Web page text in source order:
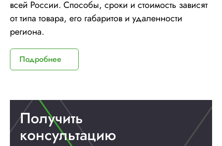
всей России. Способы, сроки и стоимость зависят
от типа товара, его габаритов и удаленности
региона.
Подробнее
Получить
консультацию